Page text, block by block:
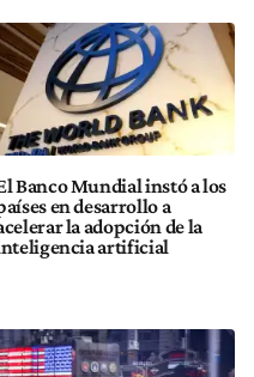
Banco Mundial instó a los
en desarrollo a
la adopción de la
artificial